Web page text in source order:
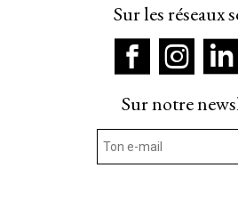
Sur les réseaux
Sur notre